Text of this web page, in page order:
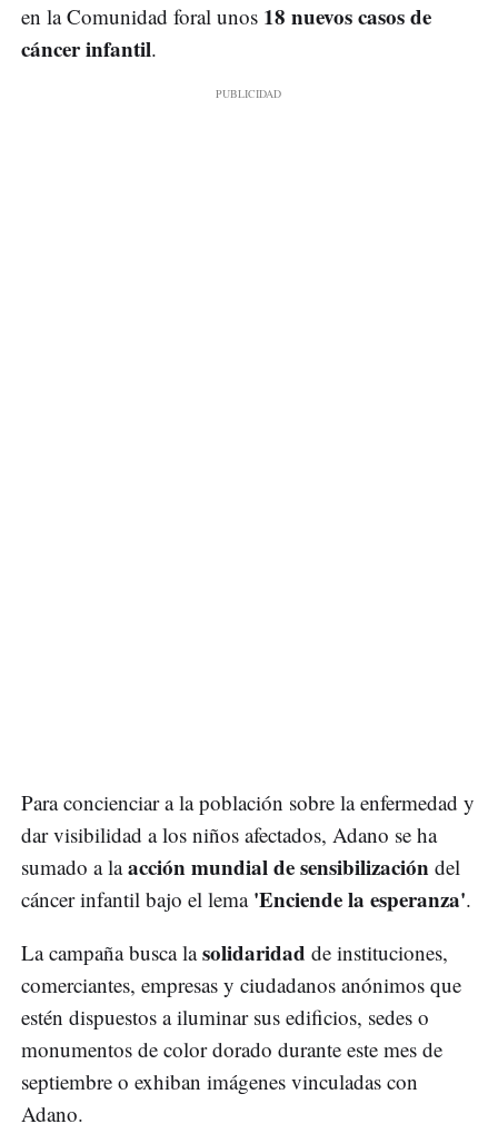
en la Comunidad foral unos 18 nuevos casos de
cáncer infantil.
Para concienciar a la población sobre la enfermedad y
dar visibilidad a los niños afectados, Adano se ha
sumado a laacción mundial de sensibilización del
cáncer infantil bajo el lema 'Enciende la esperanza'.
La campaña busca lasolidaridad de instituciones,
comerciantes, empresas y ciudadanos anónimos que
estén dispuestos a iluminar sus edificios, sedes o
monumentos de color dorado durante este mes de
septiembre o exhiban imágenes vinculadas con
Adano.